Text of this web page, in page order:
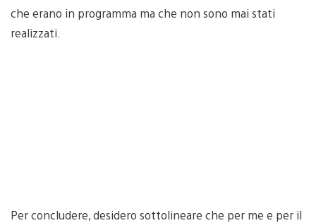
che erano in programma ma che non sono mai stati
realizzati.
Per concludere, desidero sottolineare che per me e per il